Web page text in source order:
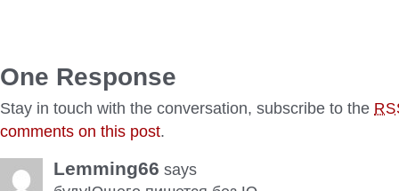
One Response
Stay in touch with the conversation, subscribe to the
comments on this post.
Lemming66 says